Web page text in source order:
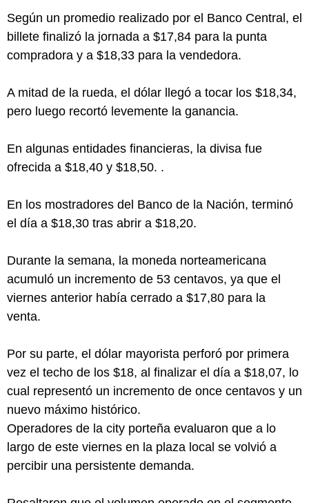
Según un promedio realizado por el Banco Central, el
billete finalizó la jornada a $17,84 para la punta
compradora y a $18,33 para la vendedora.
A mitad de la rueda, el dólar llegó a tocar los $18,34,
pero luego recortó levemente la ganancia.
En algunas entidades financieras, la divisa fue
ofrecida a $18,40 y $18,50. .
En los mostradores del Banco de la Nación, terminó
el día a $18,30 tras abrir a $18,20.
Durante la semana, la moneda norteamericana
acumuló un incremento de 53 centavos, ya que el
viernes anterior había cerrado a $17,80 para la
venta.
Por su parte, el dólar mayorista perforó por primera
vez el techo de los $18, al finalizar el día a $18,07, lo
cual representó un incremento de once centavos y un
nuevo máximo histórico.
Operadores de la city porteña evaluaron que a lo
largo de este viernes en la plaza local se volvió a
percibir una persistente demanda.